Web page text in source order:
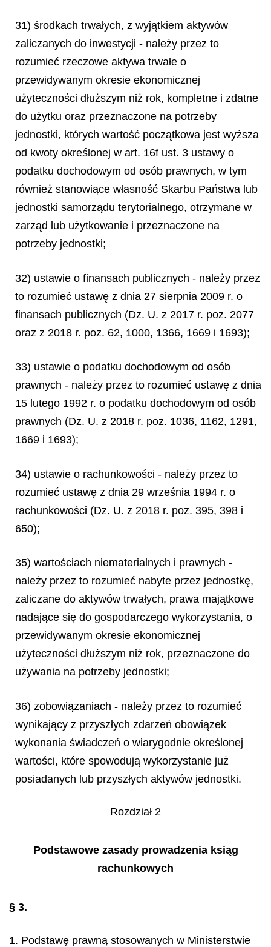
31) środkach trwałych, z wyjątkiem aktywów
zaliczanych do inwestycji - należy przez to
rozumieć rzeczowe aktywa trwałe o
przewidywanym okresie ekonomicznej
użyteczności dłuższym niż rok, kompletne i zdatne
do użytku oraz przeznaczone na potrzeby
jednostki, których wartość początkowa jest wyższa
od kwoty określonej w art. 16f ust. 3 ustawy o
podatku dochodowym od osób prawnych, w tym
również stanowiące własność Skarbu Państwa lub
jednostki samorządu terytorialnego, otrzymane w
zarząd lub użytkowanie i przeznaczone na
potrzeby jednostki;
32) ustawie o finansach publicznych - należy przez
to rozumieć ustawę z dnia 27 sierpnia 2009 r. o
finansach publicznych (Dz. U. z 2017 r. poz. 2077
oraz z 2018 r. poz. 62, 1000, 1366, 1669 i 1693);
33) ustawie o podatku dochodowym od osób
prawnych - należy przez to rozumieć ustawę z dnia
15 lutego 1992 r. o podatku dochodowym od osób
prawnych (Dz. U. z 2018 r. poz. 1036, 1162, 1291,
1669 i 1693);
34) ustawie o rachunkowości - należy przez to
rozumieć ustawę z dnia 29 września 1994 r. o
rachunkowości (Dz. U. z 2018 r. poz. 395, 398 i
650);
35) wartościach niematerialnych i prawnych -
należy przez to rozumieć nabyte przez jednostkę,
zaliczane do aktywów trwałych, prawa majątkowe
nadające się do gospodarczego wykorzystania, o
przewidywanym okresie ekonomicznej
użyteczności dłuższym niż rok, przeznaczone do
używania na potrzeby jednostki;
36) zobowiązaniach - należy przez to rozumieć
wynikający z przyszłych zdarzeń obowiązek
wykonania świadczeń o wiarygodnie określonej
wartości, które spowodują wykorzystanie już
posiadanych lub przyszłych aktywów jednostki.
Rozdział 2
Podstawowe zasady prowadzenia ksiąg
rachunkowych
§ 3.
1. Podstawę prawną stosowanych w Ministerstwie